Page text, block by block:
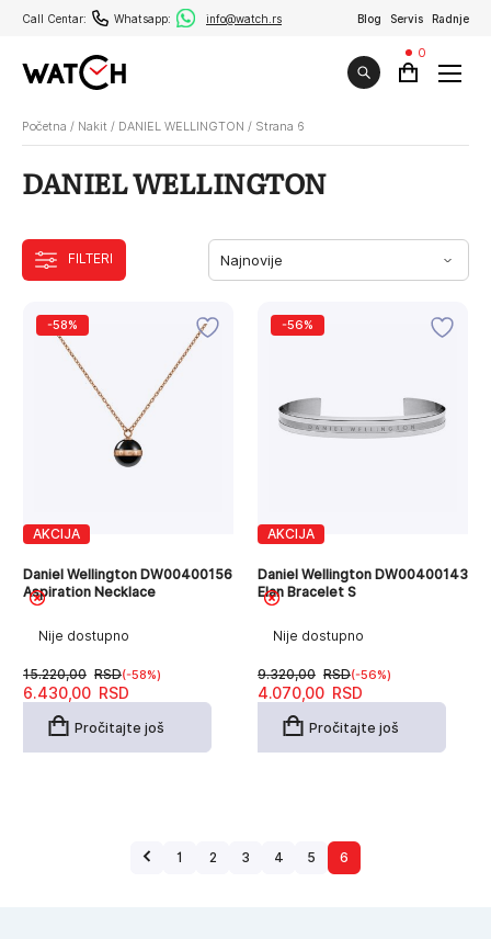
Call Centar: Whatsapp: info@watch.rs Blog Servis Radnje
0
Početna / Nakit / DANIEL WELLINGTON / Strana 6
DANIEL WELLINGTON
FILTERI
-58%
Nije dostupno
AKCIJA
Daniel Wellington DW00400156
Aspiration Necklace
15.220,00 RSD
Originalna
cena
6.430,00 RSD
Trenutna
cena
(-58%)
Pročitajte još
-56%
Nije dostupno
AKCIJA
Daniel Wellington DW00400143
Elan Bracelet S
9.320,00 RSD
Originalna
cena
4.070,00 RSD
Trenutna
cena
(-56%)
Pročitajte još
1 2 3 4 5 6